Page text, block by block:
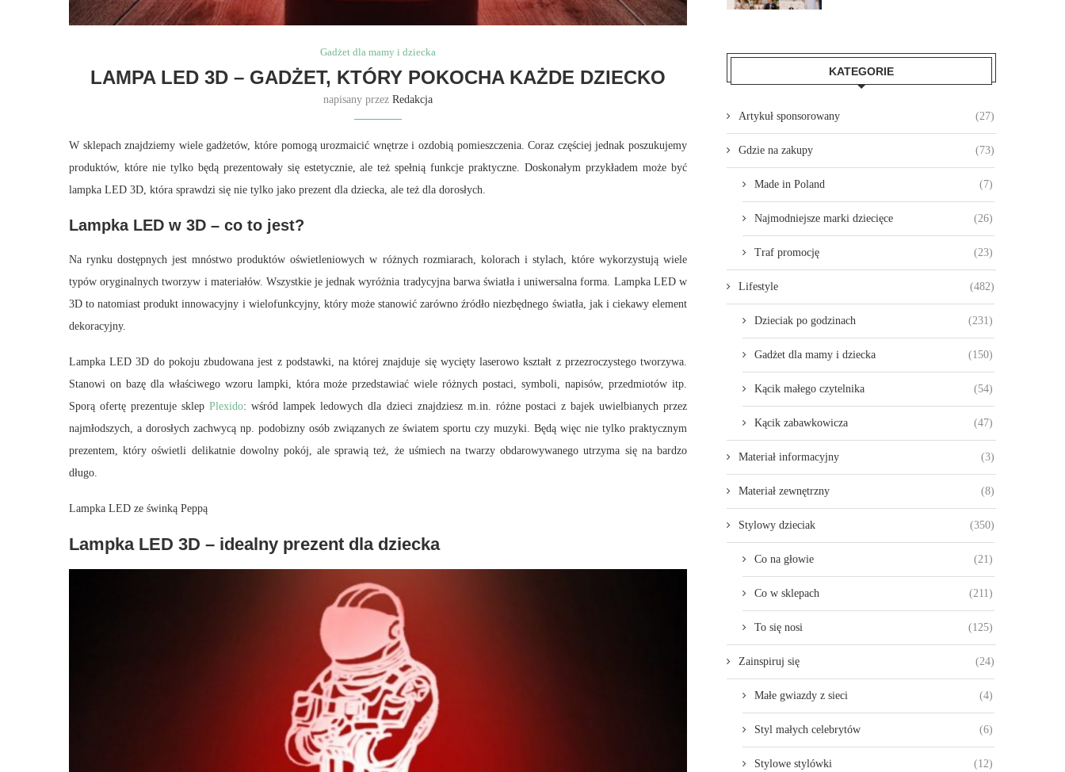
Gadżet dla mamy i dziecka
LAMPA LED 3D – GADŻET, KTÓRY POKOCHA KAŻDE DZIECKO
napisany przez Redakcja
W sklepach znajdziemy wiele gadżetów, które pomogą urozmaicić wnętrze i ozdobią pomieszczenia. Coraz częściej jednak poszukujemy
produktów, które nie tylko będą prezentowały się estetycznie, ale też spełnią funkcje praktyczne. Doskonałym przykładem może być
lampka LED 3D, która sprawdzi się nie tylko jako prezent dla dziecka, ale też dla dorosłych.
Lampka LED w 3D – co to jest?
Na rynku dostępnych jest mnóstwo produktów oświetleniowych w różnych rozmiarach, kolorach i stylach, które wykorzystują wiele
typów oryginalnych tworzyw i materiałów. Wszystkie je jednak wyróżnia tradycyjna barwa światła i uniwersalna forma. Lampka LED w
3D to natomiast produkt innowacyjny i wielofunkcyjny, który może stanowić zarówno źródło niezbędnego światła, jak i ciekawy element
dekoracyjny.
Lampka LED 3D do pokoju zbudowana jest z podstawki, na której znajduje się wycięty laserowo kształt z przezroczystego tworzywa.
Stanowi on bazę dla właściwego wzoru lampki, która może przedstawiać wiele różnych postaci, symboli, napisów, przedmiotów itp.
Sporą ofertę prezentuje sklepPlexido: wśród lampek ledowych dla dzieci znajdziesz m.in. różne postaci z bajek uwielbianych przez
najmłodszych, a dorosłych zachwycą np. podobizny osób związanych ze światem sportu czy muzyki. Będą więc nie tylko praktycznym
prezentem, który oświetli delikatnie dowolny pokój, ale sprawią też, że uśmiech na twarzy obdarowywanego utrzyma się na bardzo
długo.
Lampka LED ze świnką Peppą
Lampka LED 3D – idealny prezent dla dziecka
KATEGORIE
Artykuł sponsorowany (27)
Gdzie na zakupy (73)
Made in Poland (7)
Najmodniejsze marki dziecięce (26)
Traf promocję (23)
Lifestyle (482)
Dzieciak po godzinach (231)
Gadżet dla mamy i dziecka (150)
Kącik małego czytelnika (54)
Kącik zabawkowicza (47)
Materiał informacyjny (3)
Materiał zewnętrzny (8)
Stylowy dzieciak (350)
Co na głowie (21)
Co w sklepach (211)
To się nosi (125)
Zainspiruj się (24)
Małe gwiazdy z sieci (4)
Styl małych celebrytów (6)
Stylowe stylówki (12)